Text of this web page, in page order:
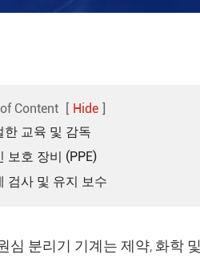
Content [ Hide ]
한 교육 및 감독
보호 장비 (PPE)
검사 및 유지 보수
심 분리기 기계는 제약, 화학